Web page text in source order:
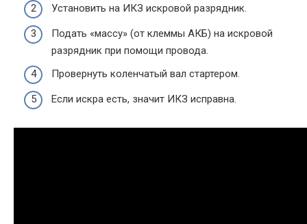
Установить на ИКЗ искровой разрядник.
Подать «массу» (от клеммы АКБ) на искровой
разрядник при помощи провода.
Провернуть коленчатый вал стартером.
Если искра есть, значит ИКЗ исправна.